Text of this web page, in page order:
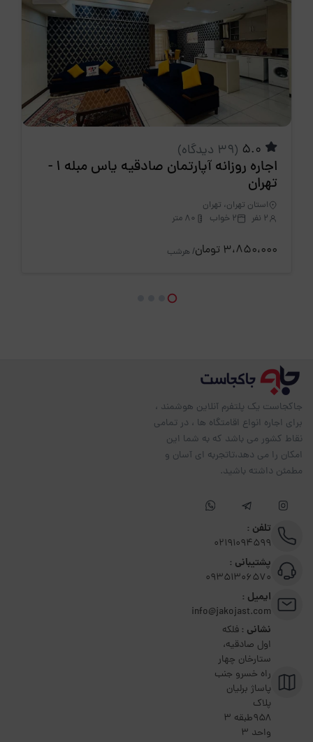
(39 دیدگاه)
اجاره روزانه آپارتمان صادقیه یاس مبله 1 -
تهران
استان تهران، تهران
2 نفر
2 خواب 80 متر
3،850،000 تومان / هرشب
جاکجاست یک پلتفرم آنلاین هوشمند ،
برای اجاره انواع اقامتگاه ها ، در تمامی
نقاط کشور می باشد که به شما این
امکان را می دهد،تاتجربه ای آسان و
مطمئن داشته باشید.
تلفن :
02191094599
پشتیبانی :
09351306570
ایمیل :
info@jakojast.com
نشانی :فلکه
اول صادقیه،
ستارخان چهار
راه خسرو جنب
پاساژ برلیان
پلاک
۹۵۸طبقه 3
واحد 3